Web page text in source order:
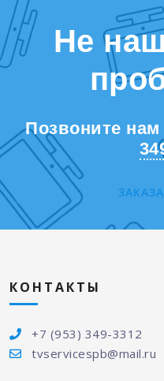
Не
Позвоните
КОНТАКТЫ
+7 (953) 349-3312
tvservicespb@mail.ru